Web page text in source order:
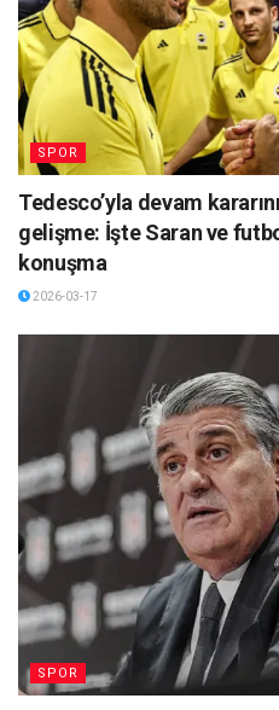
SPOR
Tedesco’yla devam
gelişme: İşte Saran ve
konuşma
2026-03-17
SPOR